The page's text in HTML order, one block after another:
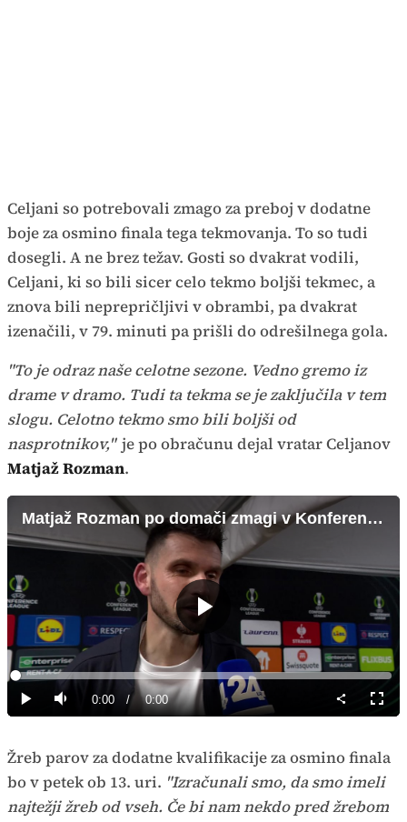
Celjani so potrebovali zmago za preboj v dodatne
boje za osmino finala tega tekmovanja. To so tudi
dosegli. A ne brez težav. Gosti so dvakrat vodili,
Celjani, ki so bili sicer celo tekmo boljši tekmec, a
znova bili neprepričljivi v obrambi, pa dvakrat
izenačili, v 79. minuti pa prišli do odrešilnega gola.
"To je odraz naše celotne sezone. Vedno gremo iz
drame v dramo. Tudi ta tekma se je zaključila v tem
slogu. Celotno tekmo smo bili boljši od
nasprotnikov," je po obračunu dejal vratar Celjanov
Matjaž Rozman.
Matjaž Rozman po domači zmagi v Konferenčni ligi
Predvajaj
PredvajajTiho Current
0:00 / Duration
0:00
Loaded:
0%
način
Žreb parov za dodatne kvalifikacije za osmino finala
bo v petek ob 13. uri. "Izračunali smo, da smo imeli
najtežji žreb od vseh. Če bi nam nekdo pred žrebom